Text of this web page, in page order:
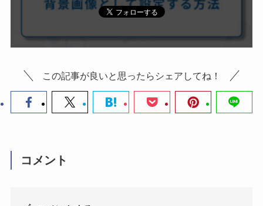
この記事が良いと思ったらシェアしてね！
コメント